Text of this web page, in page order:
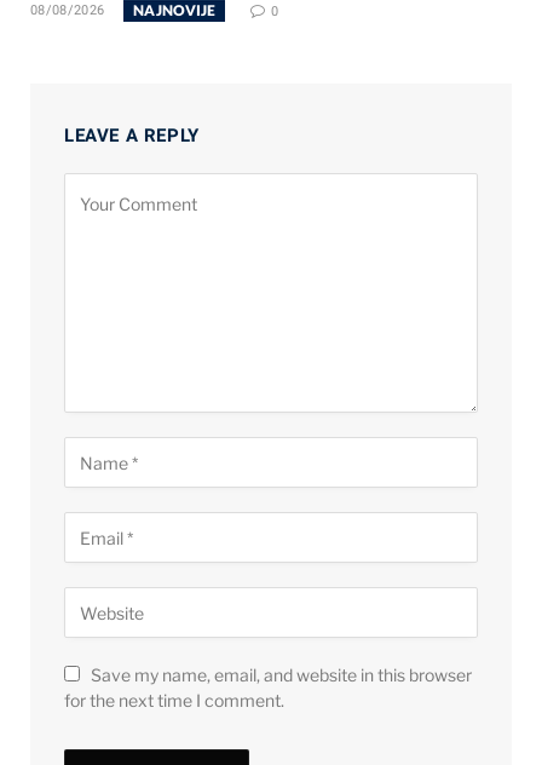
08/08/2026 NAJNOVIJE 0
LEAVE A REPLY
Save my name, email, and website in this browser
for the next time I comment.